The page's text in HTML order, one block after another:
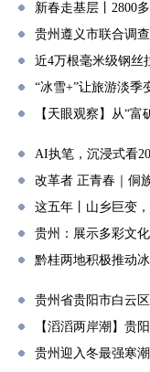
新春走基层丨2800
贵州遵义市联合调
近4万根毫米级钢丝
“冰雪+”让旅游淡
【天眼观察】从“
AI执笔，沉浸式看
改革者 正青春｜侗
这五年丨山乡巨变
贵州：展示多彩文
黔桂两地积极推动
贵州省贵阳市白云
【滔滔两岸潮】贵
贵州迎入冬最强寒